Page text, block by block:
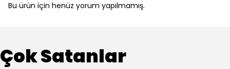
Bu ürün için henüz yorum yapılmamış.
Çok Satanlar